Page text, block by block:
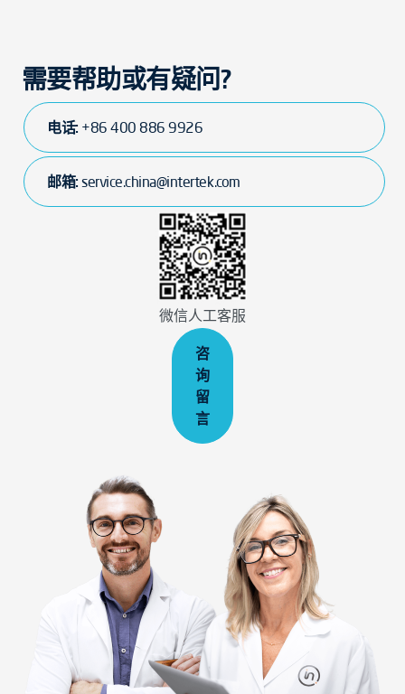
需要帮助或有疑问?
电话: +86 400 886 9926
邮箱:service.china@intertek.com
微信人工客服
咨
询
留
言